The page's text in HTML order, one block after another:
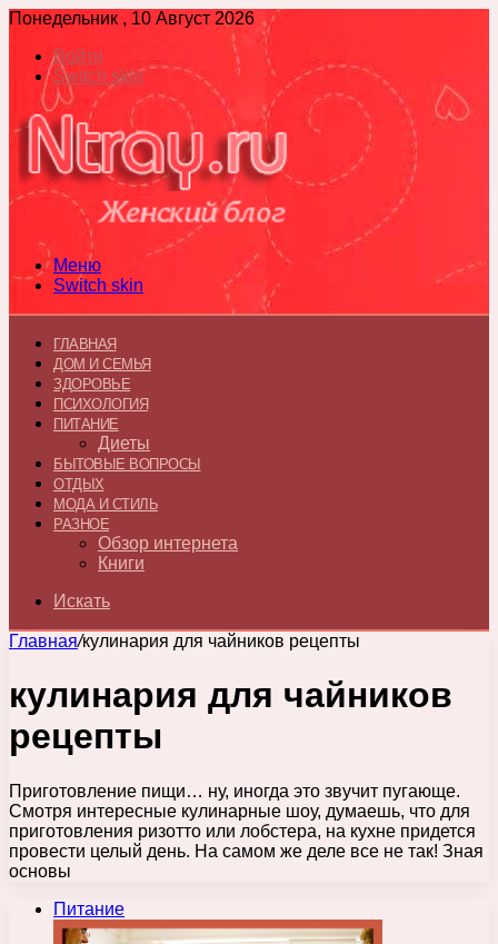
Понедельник , 10 Август 2026
Войти
Switch skin
Меню
Switch skin
ГЛАВНАЯ
ДОМ И СЕМЬЯ
ЗДОРОВЬЕ
ПСИХОЛОГИЯ
ПИТАНИЕ
Диеты
БЫТОВЫЕ ВОПРОСЫ
ОТДЫХ
МОДА И СТИЛЬ
РАЗНОЕ
Обзор интернета
Книги
Искать
Главная/кулинария для чайников рецепты
кулинария для чайников
рецепты
Приготовление пищи… ну, иногда это звучит пугающе.
Смотря интересные кулинарные шоу, думаешь, что для
приготовления ризотто или лобстера, на кухне придется
провести целый день. На самом же деле все не так! Зная
основы
Питание